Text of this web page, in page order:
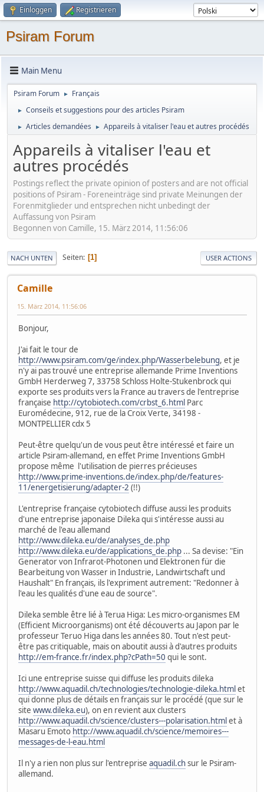
Einloggen Registrieren
Psiram Forum
Main Menu
Psiram Forum ► Français
► Conseils et suggestions pour des articles Psiram
► Articles demandées ► Appareils à vitaliser l'eau et autres procédés
Appareils à vitaliser l'eau et
autres procédés
Postings reflect the private opinion of posters and are not official
positions of Psiram - Foreneinträge sind private Meinungen der
Forenmitglieder und entsprechen nicht unbedingt der
Auffassung von Psiram
Begonnen von Camille, 15. März 2014, 11:56:06
NACH UNTEN Seiten 1 USER ACTIONS
Camille
15. März 2014, 11:56:06
Bonjour,
J'ai fait le tour de
http://www.psiram.com/ge/index.php/Wasserbelebung, et je
n'y ai pas trouvé une entreprise allemande Prime Inventions
GmbH Herderweg 7, 33758 Schloss Holte-Stukenbrock qui
exporte ses produits vers la France au travers de l'entreprise
française http://cytobiotech.com/crbst_6.html Parc
Euromédecine, 912, rue de la Croix Verte, 34198 -
MONTPELLIER cdx 5
Peut-être quelqu'un de vous peut être intéressé et faire un
article Psiram-allemand, en effet Prime Inventions GmbH
propose même l'utilisation de pierres précieuses
http://www.prime-inventions.de/index.php/de/features-
11/energetisierung/adapter-2 (!!)
L'entreprise française cytobiotech diffuse aussi les produits
d'une entreprise japonaise Dileka qui s'intéresse aussi au
marché de l'eau allemand
http://www.dileka.eu/de/analyses_de.php
http://www.dileka.eu/de/applications_de.php ... Sa devise: "Ein
Generator von Infrarot-Photonen und Elektronen für die
Bearbeitung von Wasser in Industrie, Landwirtschaft und
Haushalt" En français, ils l'expriment autrement: "Redonner à
l'eau les qualités d'une eau de source".
Dileka semble être lié à Terua Higa: Les micro-organismes EM
(Efficient Microorganisms) ont été découverts au Japon par le
professeur Teruo Higa dans les années 80. Tout n'est peut-
être pas critiquable, mais on aboutit aussi à d'autres produits
http://em-france.fr/index.php?cPath=50 qui le sont.
Ici une entreprise suisse qui diffuse les produits dileka
http://www.aquadil.ch/technologies/technologie-dileka.htmlet
qui donne plus de détails en français sur le procédé (que sur le
site www.dileka.eu), on en revient aux clusters
http://www.aquadil.ch/science/clusters---polarisation.htmlet à
Masaru Emoto http://www.aquadil.ch/science/memoires---
messages-de-l-eau.html
Il n'y a rien non plus sur l'entreprise aquadil.chsur le Psiram-
allemand.